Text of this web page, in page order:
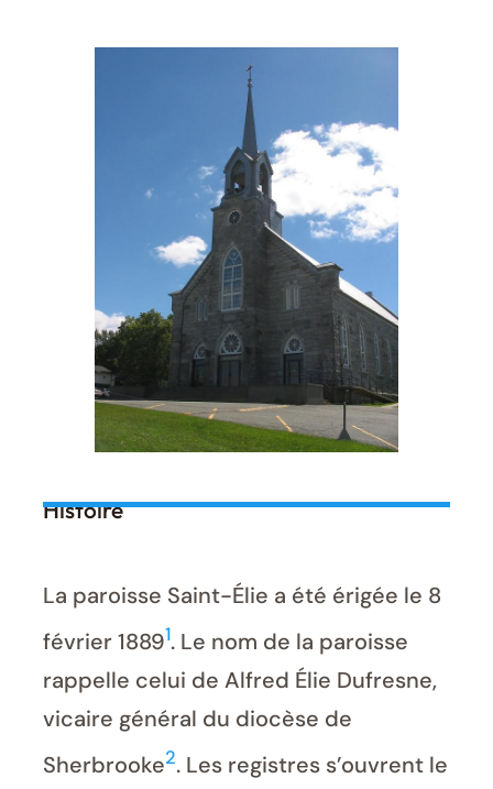
Histoire
La paroisse Saint-Élie a été érigée le 8
février 18891. Le nom de la paroisse
rappelle celui de Alfred Élie Dufresne,
vicaire général du diocèse de
Sherbrooke2. Les registres s’ouvrent le